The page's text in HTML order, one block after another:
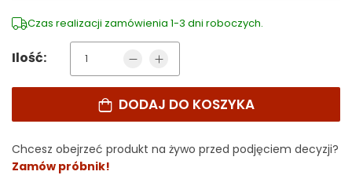
Czas realizacji zamówienia 1-3 dni roboczych.
Ilość:
DODAJ DO KOSZYKA
Chcesz obejrzeć produkt na żywo przed podjęciem decyzji?
Zamów próbnik!